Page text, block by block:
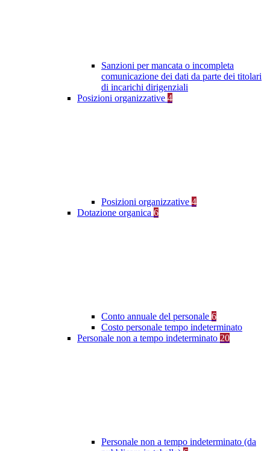
Sanzioni per mancata o incompleta
comunicazione dei dati da parte dei titolari
di incarichi dirigenziali
Posizioni organizzative 4
Posizioni organizzative 4
Dotazione organica 6
Conto annuale del personale 6
Costo personale tempo indeterminato
Personale non a tempo indeterminato 20
Personale non a tempo indeterminato (da